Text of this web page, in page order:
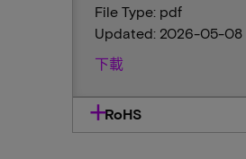
File Type: pdf
Updated: 2026-05-08
下載
RoHS